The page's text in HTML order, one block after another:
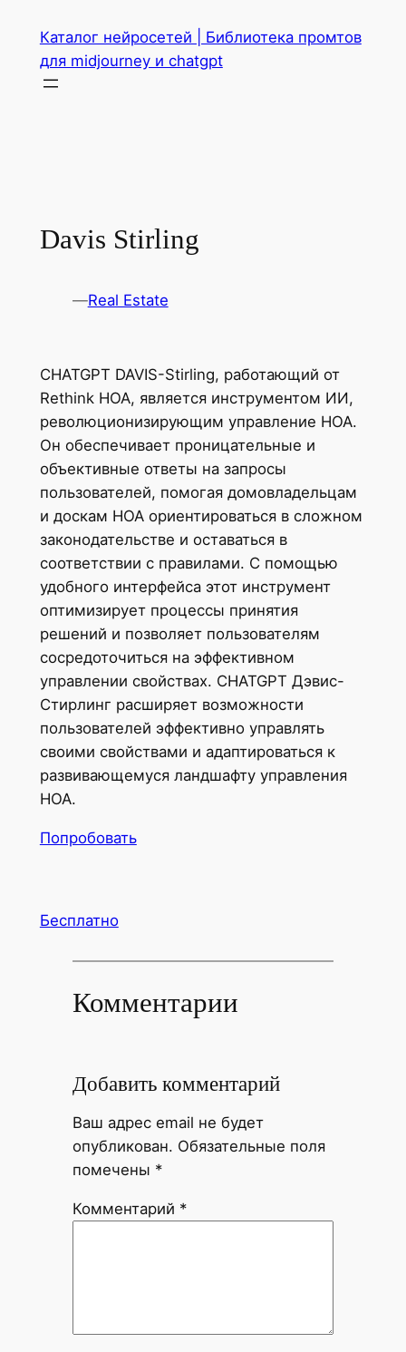
содержимому
Каталог нейросетей | Библиотека промтов
для midjourney и chatgpt
Davis Stirling
—Real Estate
CHATGPT DAVIS-Stirling, работающий от
Rethink HOA, является инструментом ИИ,
революционизирующим управление HOA.
Он обеспечивает проницательные и
объективные ответы на запросы
пользователей, помогая домовладельцам
и доскам HOA ориентироваться в сложном
законодательстве и оставаться в
соответствии с правилами. С помощью
удобного интерфейса этот инструмент
оптимизирует процессы принятия
решений и позволяет пользователям
сосредоточиться на эффективном
управлении свойствах. CHATGPT Дэвис-
Стирлинг расширяет возможности
пользователей эффективно управлять
своими свойствами и адаптироваться к
развивающемуся ландшафту управления
HOA.
Попробовать
Бесплатно
Комментарии
Добавить комментарий
Ваш адрес email не будет
опубликован. Обязательные поля
помечены *
Комментарий *